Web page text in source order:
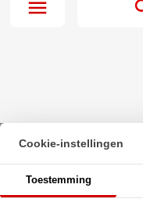
Beginpagina·
IBB Kogellager 1641
Cookie-instellingen
Toestemming